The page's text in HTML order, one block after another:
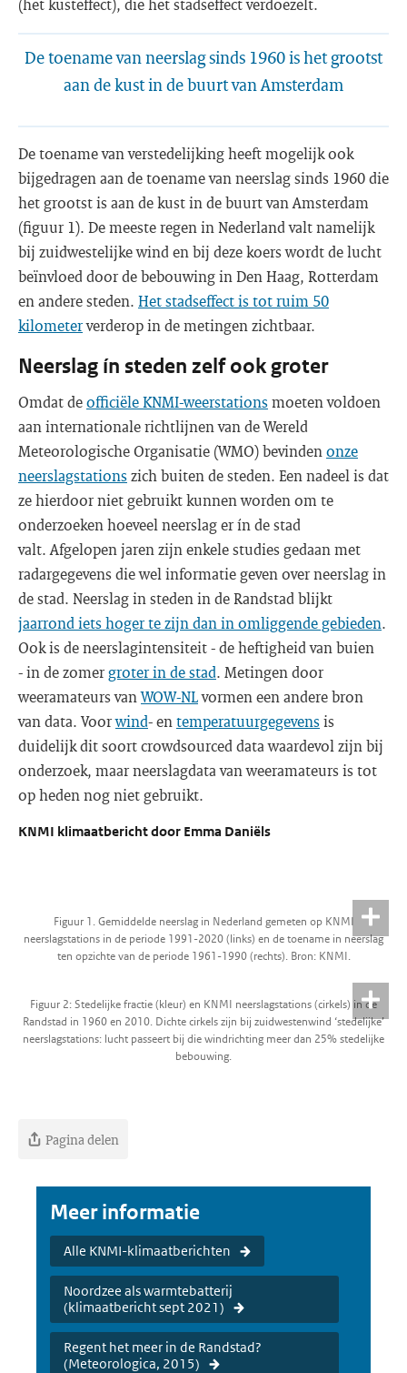
(het kusteffect), die het stadseffect verdoezelt.
De toename van neerslag sinds 1960 is het grootst
aan de kust in de buurt van Amsterdam
De toename van verstedelijking heeft mogelijk ook
bijgedragen aan de toename van neerslag sinds 1960 die
het grootst is aan de kust in de buurt van Amsterdam
(figuur 1). De meeste regen in Nederland valt namelijk
bij zuidwestelijke wind en bij deze koers wordt de lucht
beïnvloed door de bebouwing in Den Haag, Rotterdam
en andere steden. Het stadseffect is tot ruim 50
kilometerverderop in de metingen zichtbaar.
Neerslag ín steden zelf ook groter
Omdat deofficiële KNMI-weerstationsmoeten voldoen
aan internationale richtlijnen van de Wereld
Meteorologische Organisatie (WMO) bevinden onze
neerslagstationszich buiten de steden. Een nadeel is dat
ze hierdoor niet gebruikt kunnen worden om te
onderzoeken hoeveel neerslag er ín de stad
valt. Afgelopen jaren zijn enkele studies gedaan met
radargegevens die wel informatie geven over neerslag in
de stad. Neerslag in steden in de Randstad blijkt
jaarrond iets hoger te zijn dan in omliggende gebieden.
Ook is de neerslagintensiteit - de heftigheid van buien
- in de zomergroter in de stad. Metingen door
weeramateurs vanWOW-NLvormen een andere bron
van data. Voorwind- en temperatuurgegevensis
duidelijk dit soort crowdsourced data waardevol zijn bij
onderzoek, maar neerslagdata van weeramateurs is tot
op heden nog niet gebruikt.
KNMI klimaatbericht door Emma Daniëls
Figuur 1. Gemiddelde neerslag in Nederland gemeten op KNMI
neerslagstations in de periode 1991-2020 (links) en de toename in neerslag
ten opzichte van de periode 1961-1990 (rechts). Bron: KNMI.
Figuur 2: Stedelijke fractie (kleur) en KNMI neerslagstations (cirkels) in de
Randstad in 1960 en 2010. Dichte cirkels zijn bij zuidwestenwind ‘stedelijke’
neerslagstations: lucht passeert bij die windrichting meer dan 25% stedelijke
bebouwing.
Pagina delen
Meer informatie
Alle KNMI-klimaatberichten
Noordzee als warmtebatterij
(klimaatbericht sept 2021)
Regent het meer in de Randstad?
(Meteorologica, 2015)